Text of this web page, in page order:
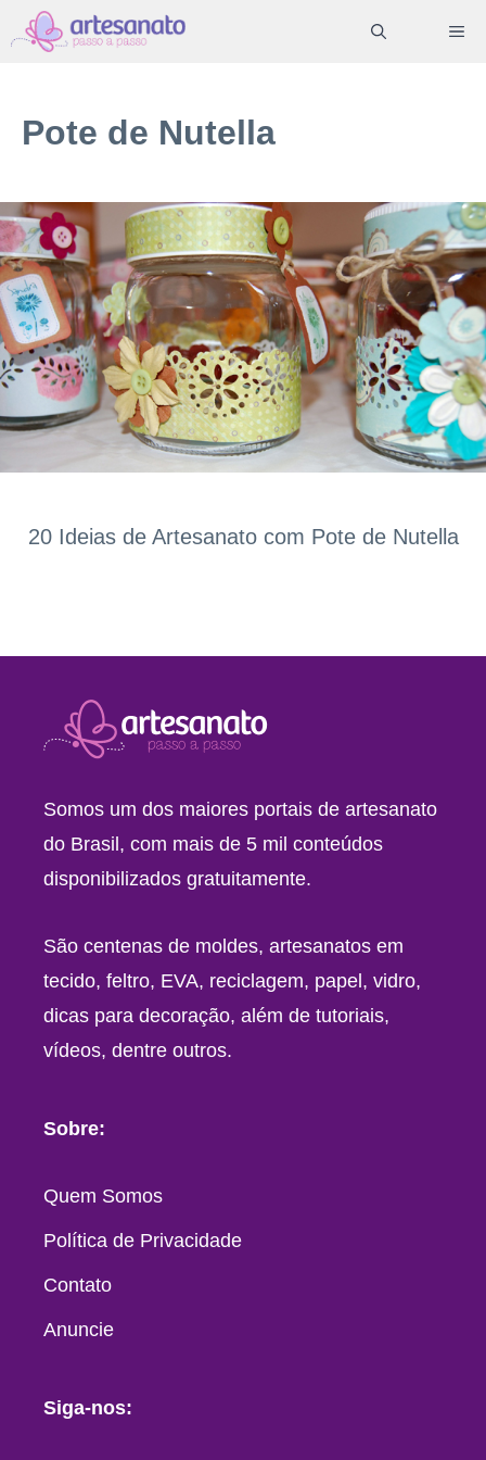
Pular
para
conteúdo
Pote de Nutella
20 Ideias de Artesanato com Pote de Nutella
Somos um dos maiores portais de artesanato
do Brasil, com mais de 5 mil conteúdos
disponibilizados gratuitamente.
São centenas de moldes, artesanatos em
tecido, feltro, EVA, reciclagem, papel, vidro,
dicas para decoração, além de tutoriais,
vídeos, dentre outros.
Sobre:
Quem Somos
Política de Privacidade
Contato
Anuncie
Siga-nos: